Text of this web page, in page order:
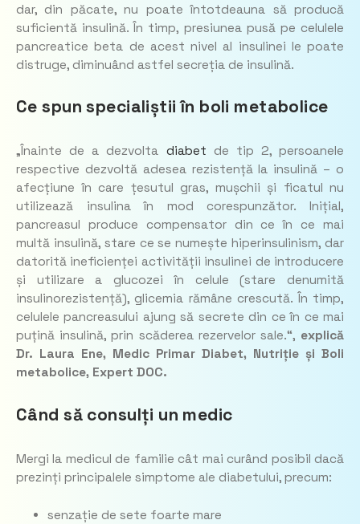
dar, din păcate, nu poate întotdeauna să producă
suficientă insulină. În timp, presiunea pusă pe celulele
pancreatice beta de acest nivel al insulinei le poate
distruge, diminuând astfel secreția de insulină.
Ce spun specialiștii în boli metabolice
„Înainte de a dezvolta diabet de tip 2, persoanele
respective dezvoltă adesea rezistență la insulină – o
afecțiune în care țesutul gras, mușchii și ficatul nu
utilizează insulina în mod corespunzător. Inițial,
pancreasul produce compensator din ce în ce mai
multă insulină, stare ce se numește hiperinsulinism, dar
datorită ineficienței activității insulinei de introducere
și utilizare a glucozei în celule (stare denumită
insulinorezistență), glicemia rămâne crescută. În timp,
celulele pancreasului ajung să secrete din ce în ce mai
puțină insulină, prin scăderea rezervelor sale.“, explică
Dr. Laura Ene, Medic Primar Diabet, Nutriție și Boli
metabolice, Expert DOC.
Când să consulți un medic
Mergi la medicul de familie cât mai curând posibil dacă
prezinți principalele simptome ale diabetului, precum:
senzație de sete foarte mare